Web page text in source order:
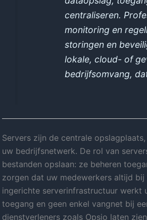
centraliseren.
monitoring en
storingen en
lokale, cloud- of
bedrijfsomvang,
Servers zijn de centrale
uw bedrijfsnetwerk. De rol van
bestanden opslaan: ze beheren
zorgen dat uw medewerkers altijd
ingerichte serverinfrastructuur werkt
toegang en geen enkel vangnet bij
dienstverleners zoals Opsio laten